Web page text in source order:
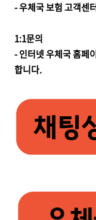
- 우체국 보험 고객센
1:1문의
- 인터넷 우체국 홈페
합니다.